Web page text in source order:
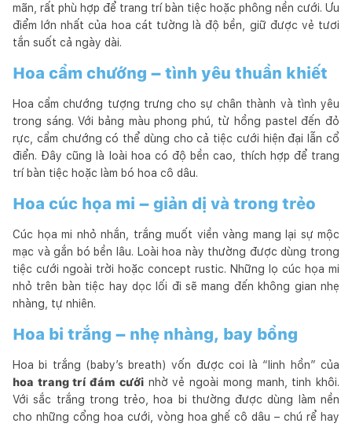
mãn, rất phù hợp để trang trí bàn tiệc hoặc phông nền cưới. Ưu
điểm lớn nhất của hoa cát tường là độ bền, giữ được vẻ tươi
tắn suốt cả ngày dài.
Hoa cẩm chướng – tình yêu thuần khiết
Hoa cẩm chướng tượng trưng cho sự chân thành và tình yêu
trong sáng. Với bảng màu phong phú, từ hồng pastel đến đỏ
rực, cẩm chướng có thể dùng cho cả tiệc cưới hiện đại lẫn cổ
điển. Đây cũng là loài hoa có độ bền cao, thích hợp để trang
trí bàn tiệc hoặc làm bó hoa cô dâu.
Hoa cúc họa mi – giản dị và trong trẻo
Cúc họa mi nhỏ nhắn, trắng muốt viền vàng mang lại sự mộc
mạc và gắn bó bền lâu. Loài hoa này thường được dùng trong
tiệc cưới ngoài trời hoặc concept rustic. Những lọ cúc họa mi
nhỏ trên bàn tiệc hay dọc lối đi sẽ mang đến không gian nhẹ
nhàng, tự nhiên.
Hoa bi trắng – nhẹ nhàng, bay bổng
Hoa bi trắng (baby’s breath) vốn được coi là “linh hồn” của
hoa trang trí đám cướinhờ vẻ ngoài mong manh, tinh khôi.
Với sắc trắng trong trẻo, hoa bi thường được dùng làm nền
cho những cổng hoa cưới, vòng hoa ghế cô dâu – chú rể hay